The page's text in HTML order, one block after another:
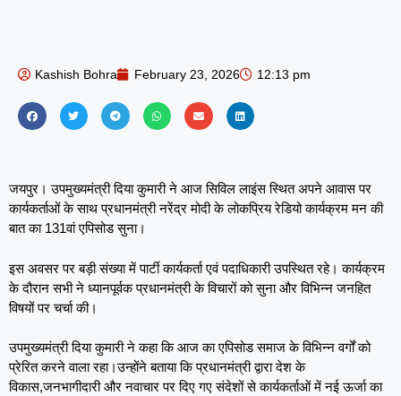
Kashish Bohra February 23, 2026 12:13 pm
जयपुर। उपमुख्यमंत्री दिया कुमारी ने आज सिविल लाइंस स्थित अपने आवास पर
कार्यकर्ताओं के साथ प्रधानमंत्री नरेंद्र मोदी के लोकप्रिय रेडियो कार्यक्रम मन की
बात का 131वां एपिसोड सुना।
इस अवसर पर बड़ी संख्या में पार्टी कार्यकर्ता एवं पदाधिकारी उपस्थित रहे। कार्यक्रम
के दौरान सभी ने ध्यानपूर्वक प्रधानमंत्री के विचारों को सुना और विभिन्न जनहित
विषयों पर चर्चा की।
उपमुख्यमंत्री दिया कुमारी ने कहा कि आज का एपिसोड समाज के विभिन्न वर्गों को
प्रेरित करने वाला रहा।उन्होंने बताया कि प्रधानमंत्री द्वारा देश के
विकास,जनभागीदारी और नवाचार पर दिए गए संदेशों से कार्यकर्ताओं में नई ऊर्जा का